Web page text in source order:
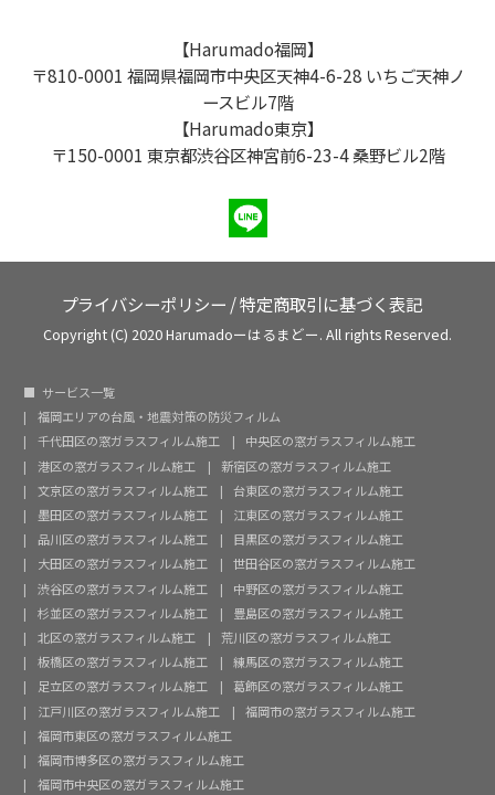
【Harumado福岡】
〒810-0001 福岡県福岡市中央区天神4-6-28 いちご天神ノ
ースビル7階
【Harumado東京】
〒150-0001 東京都渋谷区神宮前6-23-4 桑野ビル2階
プライバシーポリシー /特定商取引に基づく表記
Copyright (C) 2020 Harumadoーはるまどー. All rights Reserved.
サービス一覧
福岡エリアの台風・地震対策の防災フィルム
千代田区の窓ガラスフィルム施工
中央区の窓ガラスフィルム施工
港区の窓ガラスフィルム施工
新宿区の窓ガラスフィルム施工
文京区の窓ガラスフィルム施工
台東区の窓ガラスフィルム施工
墨田区の窓ガラスフィルム施工
江東区の窓ガラスフィルム施工
品川区の窓ガラスフィルム施工
目黒区の窓ガラスフィルム施工
大田区の窓ガラスフィルム施工
世田谷区の窓ガラスフィルム施工
渋谷区の窓ガラスフィルム施工
中野区の窓ガラスフィルム施工
杉並区の窓ガラスフィルム施工
豊島区の窓ガラスフィルム施工
北区の窓ガラスフィルム施工
荒川区の窓ガラスフィルム施工
板橋区の窓ガラスフィルム施工
練馬区の窓ガラスフィルム施工
足立区の窓ガラスフィルム施工
葛飾区の窓ガラスフィルム施工
江戸川区の窓ガラスフィルム施工
福岡市の窓ガラスフィルム施工
福岡市東区の窓ガラスフィルム施工
福岡市博多区の窓ガラスフィルム施工
福岡市中央区の窓ガラスフィルム施工